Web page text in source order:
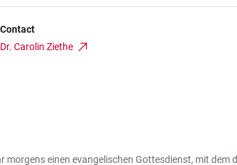
Contact
Dr. Carolin Ziethe
einen evangelischen Gottesdienst, mit